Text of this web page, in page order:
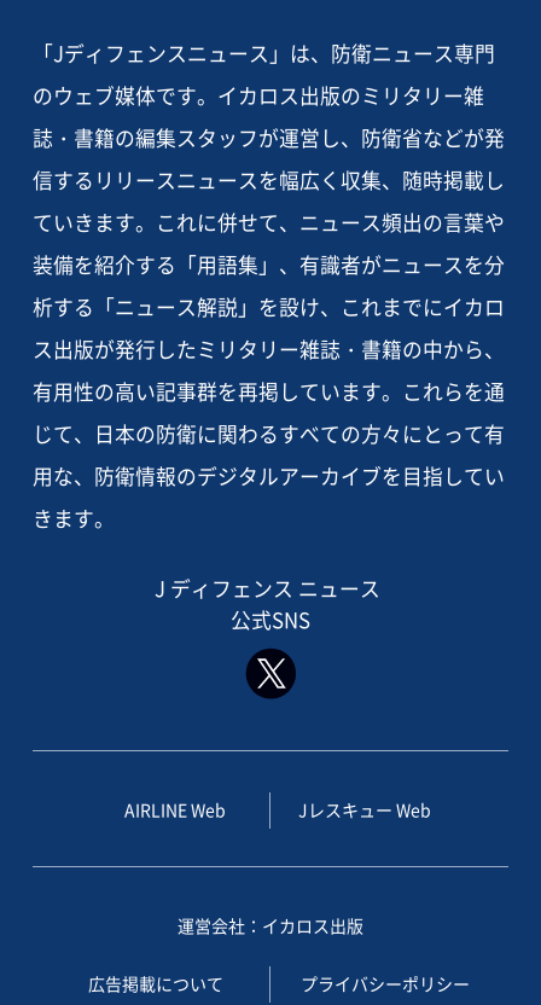
「Jディフェンスニュース」は、防衛ニュース専門
のウェブ媒体です。イカロス出版のミリタリー雑
誌・書籍の編集スタッフが運営し、防衛省などが発
信するリリースニュースを幅広く収集、随時掲載し
ていきます。これに併せて、ニュース頻出の言葉や
装備を紹介する「用語集」、有識者がニュースを分
析する「ニュース解説」を設け、これまでにイカロ
ス出版が発行したミリタリー雑誌・書籍の中から、
有用性の高い記事群を再掲しています。これらを通
じて、日本の防衛に関わるすべての方々にとって有
用な、防衛情報のデジタルアーカイブを目指してい
きます。
J ディフェンス ニュース
公式SNS
AIRLINE Web Jレスキュー Web
運営会社：イカロス出版
広告掲載について プライバシーポリシー